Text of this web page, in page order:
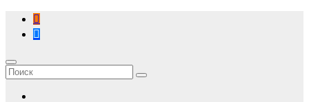
Перейти
содержимому